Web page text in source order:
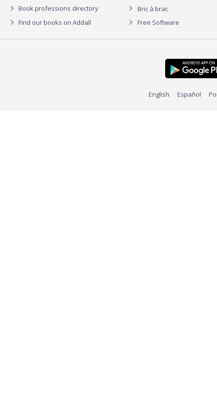
Book professions directory
Find our books on Addall
Bric à brac
Free Software
English Español